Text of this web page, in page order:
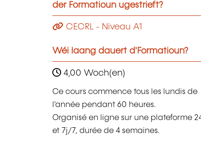
der Formatioun ugestrieft?
CECRL - Niveau A1
Wéi laang dauert d'Formatioun?
4,00 Woch(en)
Ce cours commence tous les lundis de
l'année pendant 60 heures.
Organisé en ligne sur une plateforme
et 7j/7, durée de 4 semaines.